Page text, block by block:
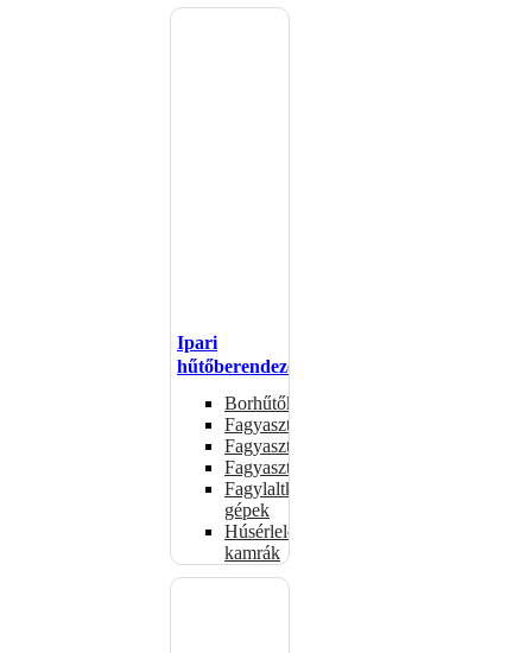
Ipari
hűtőberendezések
Borhűtők
Fagyasztóasztalok
Fagyasztóládák
Fagyasztószekrények
Fagylaltkészítő
gépek
Húsérlelő
kamrák